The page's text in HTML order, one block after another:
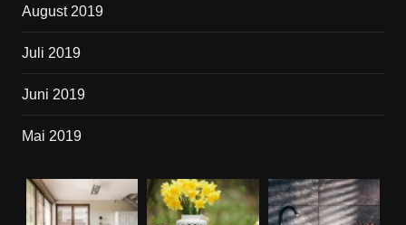
August 2019
Juli 2019
Juni 2019
Mai 2019